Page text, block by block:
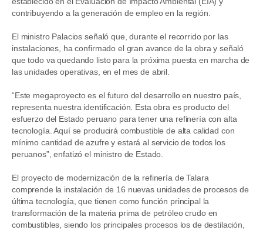
contribuyendo a la generación de empleo en la región.
El ministro Palacios señaló que, durante el recorrido por las
instalaciones, ha confirmado el gran avance de la obra y señaló
que todo va quedando listo para la próxima puesta en marcha de
las unidades operativas, en el mes de abril.
“Este megaproyecto es el futuro del desarrollo en nuestro país,
representa nuestra identificación. Esta obra es producto del
esfuerzo del Estado peruano para tener una refinería con alta
tecnología. Aquí se producirá combustible de alta calidad con
mínimo cantidad de azufre y estará al servicio de todos los
peruanos”, enfatizó el ministro de Estado.
El proyecto de modernización de la refinería de Talara
comprende la instalación de 16 nuevas unidades de procesos de
última tecnología, que tienen como función principal la
transformación de la materia prima de petróleo crudo en
combustibles, siendo los principales procesos los de destilación,